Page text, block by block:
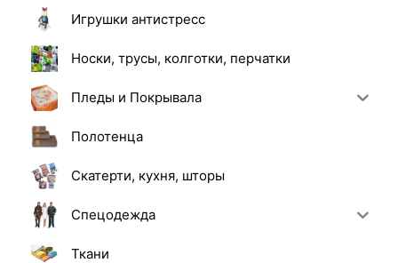
Игрушки антистресс
Носки, трусы, колготки, перчатки
Пледы и Покрывала
Полотенца
Скатерти, кухня, шторы
Спецодежда
Ткани